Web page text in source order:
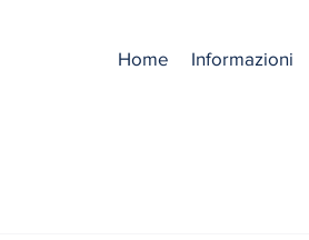
Home Informazioni